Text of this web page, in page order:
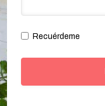
Recuérdeme